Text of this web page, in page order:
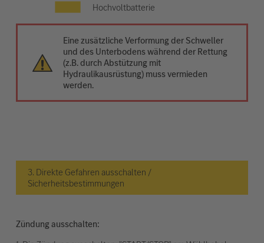
Hochvoltbatterie
Eine zusätzliche Verformung der Schweller
und des Unterbodens während der Rettung
(z.B. durch Abstützung mit
Hydraulikausrüstung) muss vermieden
werden.
3. Direkte Gefahren ausschalten /
Sicherheitsbestimmungen
Zündung ausschalten: